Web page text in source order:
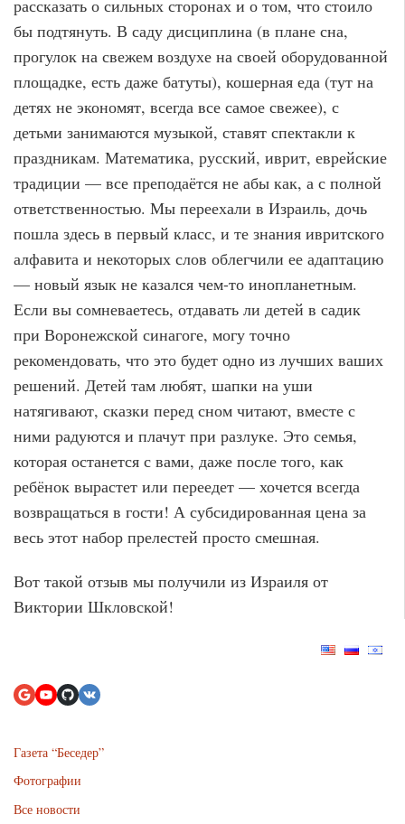
рассказать о сильных сторонах и о том, что стоило
бы подтянуть. В саду дисциплина (в плане сна,
прогулок на свежем воздухе на своей оборудованной
площадке, есть даже батуты), кошерная еда (тут на
детях не экономят, всегда все самое свежее), с
детьми занимаются музыкой, ставят спектакли к
праздникам. Математика, русский, иврит, еврейские
традиции — все преподаётся не абы как, а с полной
ответственностью. Мы переехали в Израиль, дочь
пошла здесь в первый класс, и те знания ивритского
алфавита и некоторых слов облегчили ее адаптацию
— новый язык не казался чем-то инопланетным.
Если вы сомневаетесь, отдавать ли детей в садик
при Воронежской синагоге, могу точно
рекомендовать, что это будет одно из лучших ваших
решений. Детей там любят, шапки на уши
натягивают, сказки перед сном читают, вместе с
ними радуются и плачут при разлуке. Это семья,
которая останется с вами, даже после того, как
ребёнок вырастет или переедет — хочется всегда
возвращаться в гости! А субсидированная цена за
весь этот набор прелестей просто смешная.
Вот такой отзыв мы получили из Израиля от
Виктории Шкловской!
Газета “Беседер”
Фотографии
Все новости